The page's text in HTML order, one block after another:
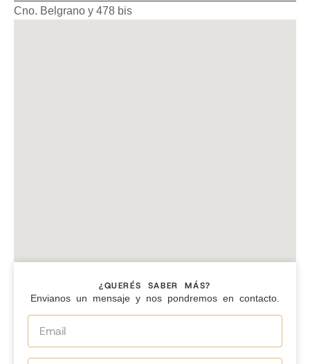
Cno. Belgrano y 478 bis
¿QUERÉS SABER MÁS?
Envianos un mensaje y nos pondremos en contacto.